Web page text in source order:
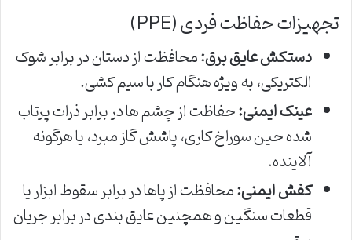
تجهیزات حفاظت فردی (PPE)
دستکش عایق برق:محافظت از دستان در برابر شوک
الکتریکی، به ویژه هنگام کار با سیم کشی.
عینک ایمنی:حفاظت از چشم ها در برابر ذرات پرتاب
شده حین سوراخ کاری، پاشش گاز مبرد، یا هرگونه
آلاینده.
کفش ایمنی:محافظت از پاها در برابر سقوط ابزار یا
قطعات سنگین و همچنین عایق بندی در برابر جریان